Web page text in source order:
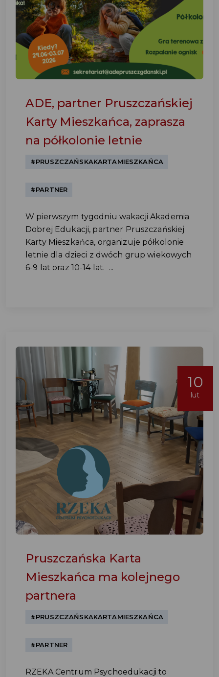
ADE, partner Pruszczańskiej
Karty Mieszkańca, zaprasza
na półkolonie letnie
#PRUSZCZAŃSKAKARTAMIESZKAŃCA
#PARTNER
W pierwszym tygodniu wakacji Akademia
Dobrej Edukacji, partner Pruszczańskiej
Karty Mieszkańca, organizuje półkolonie
letnie dla dzieci z dwóch grup wiekowych
6-9 lat oraz 10-14 lat. ...
10
lut
Pruszczańska Karta
Mieszkańca ma kolejnego
partnera
#PRUSZCZAŃSKAKARTAMIESZKAŃCA
#PARTNER
RZEKA Centrum Psychoedukacji to